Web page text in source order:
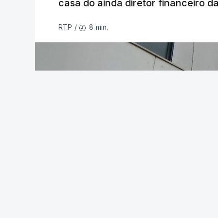
casa do ainda diretor financeiro
RTP / 8 min.